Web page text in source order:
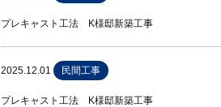
プレキャスト工法 K様邸新築工事
2025.12.01 民間工事
プレキャスト工法 K様邸新築工事